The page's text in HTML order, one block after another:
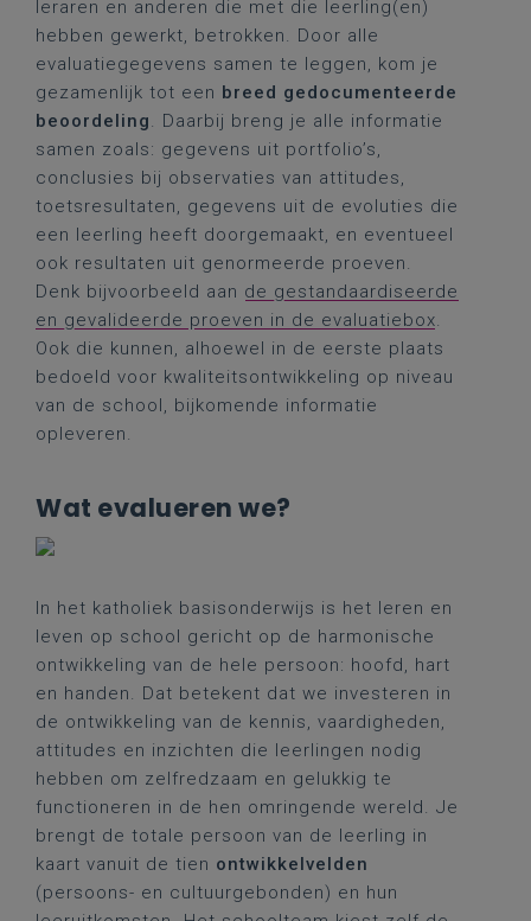
leraren en anderen die met die leerling(en)
hebben gewerkt, betrokken. Door alle
evaluatiegegevens samen te leggen, kom je
gezamenlijk tot een breed gedocumenteerde
beoordeling. Daarbij breng je alle informatie
samen zoals: gegevens uit portfolio’s,
conclusies bij observaties van attitudes,
toetsresultaten, gegevens uit de evoluties die
een leerling heeft doorgemaakt, en eventueel
ook resultaten uit genormeerde proeven.
Denk bijvoorbeeld aan de gestandaardiseerde
en gevalideerde proeven in de evaluatiebox.
Ook die kunnen, alhoewel in de eerste plaats
bedoeld voor kwaliteitsontwikkeling op niveau
van de school, bijkomende informatie
opleveren.
Wat evalueren we?
In het katholiek basisonderwijs is het leren en
leven op school gericht op de harmonische
ontwikkeling van de hele persoon: hoofd, hart
en handen. Dat betekent dat we investeren in
de ontwikkeling van de kennis, vaardigheden,
attitudes en inzichten die leerlingen nodig
hebben om zelfredzaam en gelukkig te
functioneren in de hen omringende wereld. Je
brengt de totale persoon van de leerling in
kaart vanuit de tien ontwikkelvelden
(persoons- en cultuurgebonden) en hun